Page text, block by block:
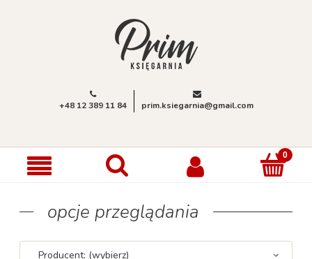
+48 12 389 11 84 prim.ksiegarnia@gmail.com
opcje przeglądania
Producent: (wybierz)